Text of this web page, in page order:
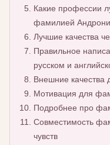
Какие профессии
фамилией
Лучшие качества
Правильное
русском и
Внешние
Мотивация для
Подробнее про
Совместимость
чувств